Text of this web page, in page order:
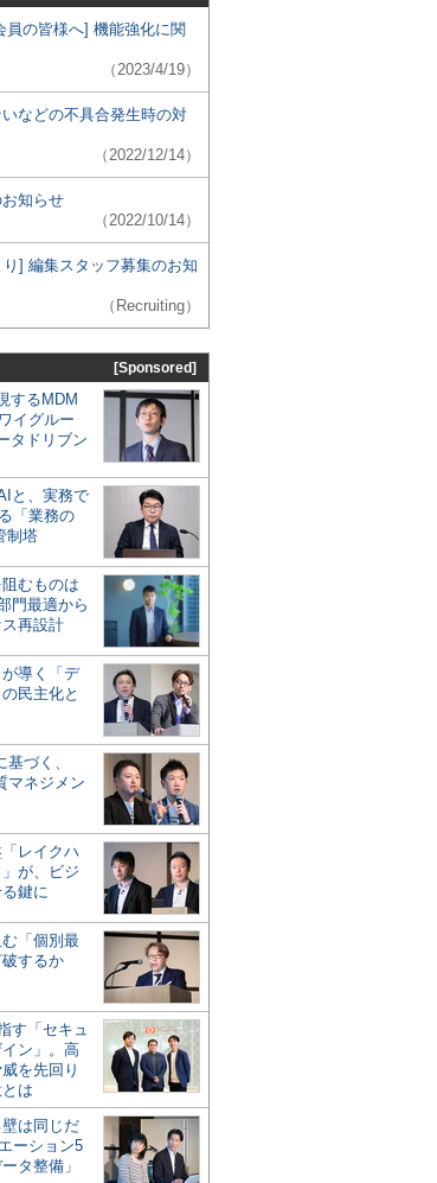
員の皆様へ] 機能強化に関
（2023/4/19）
などの不具合発生時の対
（2022/12/14）
知らせ
（2022/10/14）
] 編集スタッフ募集のお知
（Recruiting）
[Sponsored]
するMDM
イグルー
タドリブン
と、実務で
「業務の
制塔
むものは
門最適から
再設計
導く「デ
民主化と
づく、
マネジメン
レイクハ
が、ビジ
鍵に
「個別最
するか
す「セキュ
ン」。高
を先回り
は
壁は同じだ
ーション5
タ整備」